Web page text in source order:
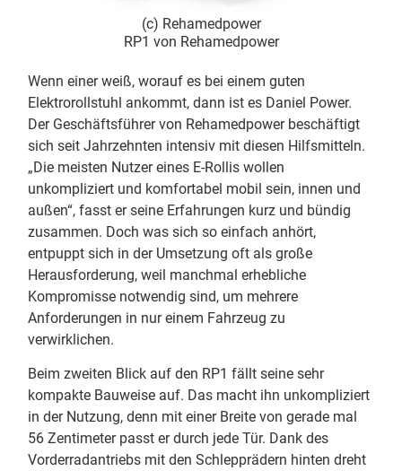
(c) Rehamedpower
RP1 von Rehamedpower
Wenn einer weiß, worauf es bei einem guten
Elektrorollstuhl ankommt, dann ist es Daniel Power.
Der Geschäftsführer von Rehamedpower beschäftigt
sich seit Jahrzehnten intensiv mit diesen Hilfsmitteln.
„Die meisten Nutzer eines E-Rollis wollen
unkompliziert und komfortabel mobil sein, innen und
außen“, fasst er seine Erfahrungen kurz und bündig
zusammen. Doch was sich so einfach anhört,
entpuppt sich in der Umsetzung oft als große
Herausforderung, weil manchmal erhebliche
Kompromisse notwendig sind, um mehrere
Anforderungen in nur einem Fahrzeug zu
verwirklichen.
Beim zweiten Blick auf den RP1 fällt seine sehr
kompakte Bauweise auf. Das macht ihn unkompliziert
in der Nutzung, denn mit einer Breite von gerade mal
56 Zentimeter passt er durch jede Tür. Dank des
Vorderradantriebs mit den Schlepprädern hinten dreht